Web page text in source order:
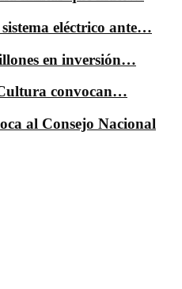
eléctrico ante…
en inversión…
convocan…
al Consejo Nacional